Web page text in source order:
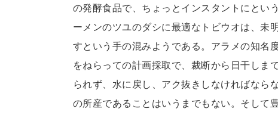
の発酵食品で、ちょっとインスタントにとい
ーメンのツユのダシに最適なトビウオは、未
すという手の混みようである。アラメの知名
をねらっての計画採取で、裁断から日干しま
られず、水に戻し、アク抜きしなければなら
の所産であることはいうまでもない。そして